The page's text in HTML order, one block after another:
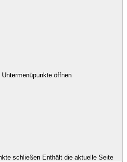
Untermenüpunkte öffnen
schließen Enthält die aktuelle Seite